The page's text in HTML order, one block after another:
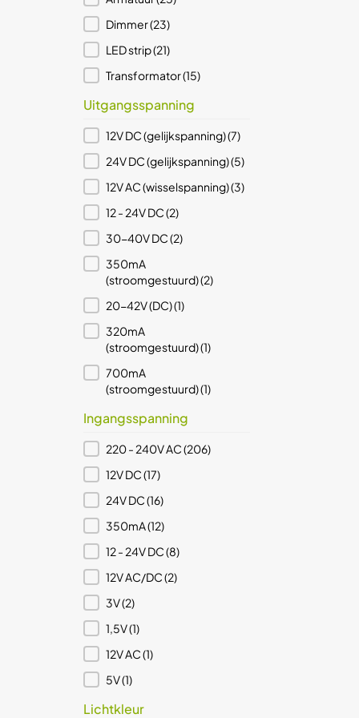
Armatuur (25)
Dimmer (23)
LED strip (21)
Transformator (15)
Dimbaar
Dimbaar
Ja(322)
Prijs (€)
Prijs (€)
1 - 252
Dimmer(23)
LED strip(21)
Transformator(15)
Uitgangsspanning
Uitgangsspanning
12V DC (gelijkspanning)(7)
24V DC (gelijkspanning)(5)
12V AC (wisselspanning)(3)
12 - 24V DC(2)
30-40V DC(2)
350mA
(stroomgestuurd)(2)
20-42V (DC)(1)
320mA
(stroomgestuurd)(1)
700mA
(stroomgestuurd)(1)
Ingangsspanning
Ingangsspanning
220 - 240V AC(206)
12V DC(17)
24V DC(16)
350mA(12)
12 - 24V DC(8)
12V AC/DC(2)
3V(2)
1,5V(1)
12V AC(1)
5V(1)
Lichtkleur